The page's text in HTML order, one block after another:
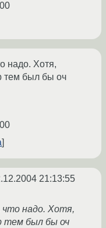
надо. Хотя,
тем был бы оч
21:13:55
надо. Хотя,
тем был бы оч